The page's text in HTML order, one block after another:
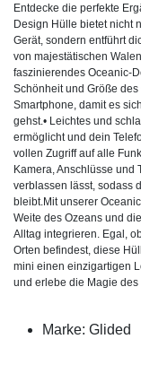
Entdecke die perfekte
Design Hülle bietet nicht
Gerät, sondern entführt
von majestätischen
faszinierendes Oceanic-
Schönheit und Größe des
Smartphone, damit es
gehst.• Leichtes und
ermöglicht und dein
vollen Zugriff auf alle
Kamera, Anschlüsse und
verblassen lässt, sodass
bleibt.Mit unserer
Weite des Ozeans und
Alltag integrieren. Egal,
Orten befindest, diese
mini einen einzigartigen
und erlebe die Magie
Marke: Glided